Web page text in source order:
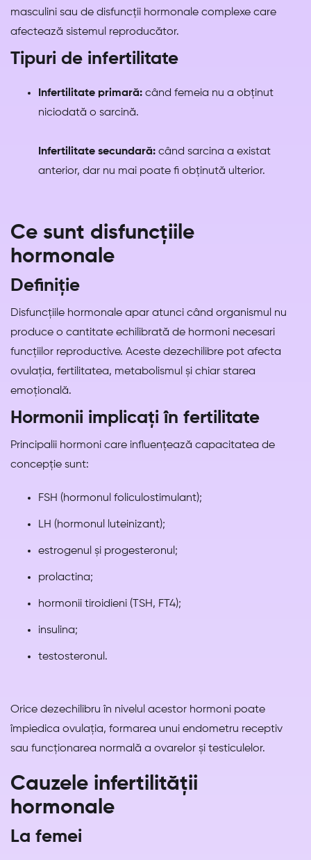
masculini sau de disfuncții hormonale complexe care
afectează sistemul reproducător.
Tipuri de infertilitate
Infertilitate primară: când femeia nu a obținut
niciodată o sarcină.
Infertilitate secundară: când sarcina a existat
anterior, dar nu mai poate fi obținută ulterior.
Ce sunt disfuncțiile
hormonale
Definiție
Disfuncțiile hormonale apar atunci când organismul nu
produce o cantitate echilibrată de hormoni necesari
funcțiilor reproductive. Aceste dezechilibre pot afecta
ovulația, fertilitatea, metabolismul și chiar starea
emoțională.
Hormonii implicați în fertilitate
Principalii hormoni care influențează capacitatea de
concepție sunt:
FSH (hormonul foliculostimulant);
LH (hormonul luteinizant);
estrogenul și progesteronul;
prolactina;
hormonii tiroidieni (TSH, FT4);
insulina;
testosteronul.
Orice dezechilibru în nivelul acestor hormoni poate
împiedica ovulația, formarea unui endometru receptiv
sau funcționarea normală a ovarelor și testiculelor.
Cauzele infertilității
hormonale
La femei